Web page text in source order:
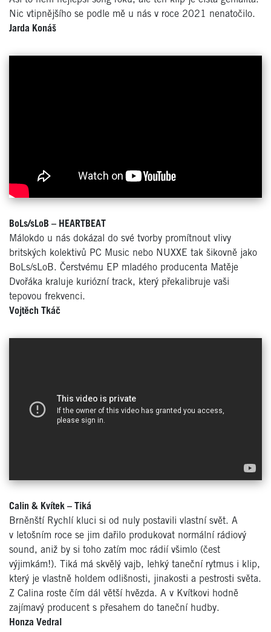
Nic vtipnějšího se podle mě u nás v roce 2021 nenatočilo.
Jarda Konáš
BoLs/sLoB – HEARTBEAT
Málokdo u nás dokázal do své tvorby promítnout vlivy
britských kolektivů PC Music nebo NUXXE tak šikovně jako
BoLs/sLoB. Čerstvému EP mladého producenta Matěje
Dvořáka kraluje kuriózní track, který překalibruje vaši
tepovou frekvenci.
Vojtěch Tkáč
Calin & Kvítek – Tiká
Brněnští Rychlí kluci si od nuly postavili vlastní svět. A
v letošním roce se jim dařilo produkovat normální rádiový
sound, aniž by si toho zatím moc rádií všimlo (čest
výjimkám!). Tiká má skvělý vajb, lehký taneční rytmus i klip,
který je vlastně holdem odlišnosti, jinakosti a pestrosti světa.
Z Calina roste čím dál větší hvězda. A v Kvítkovi hodně
zajímavý producent s přesahem do taneční hudby.
Honza Vedral